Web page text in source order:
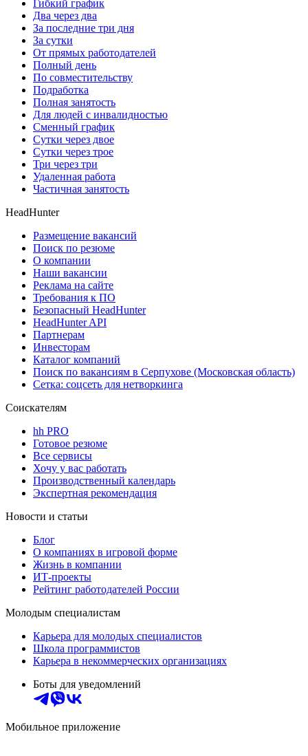
Гибкий график
Два через два
За последние три дня
За сутки
От прямых работодателей
Полный день
По совместительству
Подработка
Полная занятость
Для людей с инвалидностью
Сменный график
Сутки через двое
Сутки через трое
Три через три
Удаленная работа
Частичная занятость
HeadHunter
Размещение вакансий
Поиск по резюме
О компании
Наши вакансии
Реклама на сайте
Требования к ПО
Безопасный HeadHunter
HeadHunter API
Партнерам
Инвесторам
Каталог компаний
Поиск по вакансиям в Серпухове (Московская область)
Сетка: соцсеть для нетворкинга
Соискателям
hh PRO
Готовое резюме
Все сервисы
Хочу у вас работать
Производственный календарь
Экспертная рекомендация
Новости и статьи
Блог
О компаниях в игровой форме
Жизнь в компании
ИТ-проекты
Рейтинг работодателей России
Молодым специалистам
Карьера для молодых специалистов
Школа программистов
Карьера в некоммерческих организациях
Боты для уведомлений
Мобильное приложение